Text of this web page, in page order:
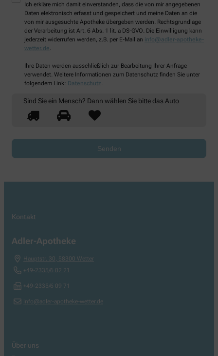
Ich erkläre mich damit einverstanden, dass die von mir angegebenen
Daten elektronisch erfasst und gespeichert und meine Daten an die
von mir ausgesuchte Apotheke übergeben werden. Rechtsgrundlage
der Verarbeitung ist Art. 6 Abs. 1 lit. a DS-GVO. Die Einwilligung kann
jederzeit widerrufen werden, z.B. per E-Mail an info@adler-apotheke-
wetter.de.
Ihre Daten werden ausschließlich zur Bearbeitung Ihrer Anfrage
verwendet. Weitere Informationen zum Datenschutz finden Sie unter
folgendem Link: Datenschutz.
Sind Sie ein Mensch? Dann wählen Sie bittedas Auto
Kontakt
Adler-Apotheke
Hauptstr. 30, 58300 Wetter
+49-2335/6 02 21
+49-2335/6 09 71
info@adler-apotheke-wetter.de
Über uns